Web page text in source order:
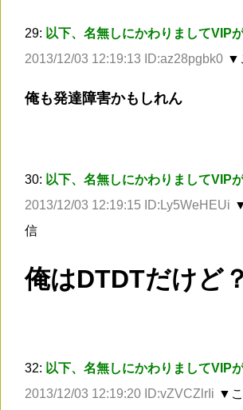
29: 以下、名無しにかわりましてVIP
2013/12/03 12:19:13 ID:az28pgbk0 ▼
俺も発達障害かもしれん
30: 以下、名無しにかわりましてVIP
2013/12/03 12:19:15 ID:Ly5WeHEUi
信
俺はDTDTだけど？
32: 以下、名無しにかわりましてVIP
2013/12/03 12:19:20 ID:vZVCZlrIi ▼